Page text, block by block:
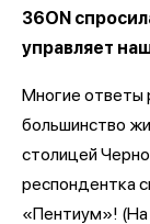
36ON
управляет
Многие ответы
большинство
столицей
респондентка
«Пентиум»! (На